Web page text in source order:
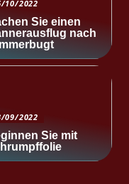
10/2022
Sie einen
nach
09/2022
Sie mit